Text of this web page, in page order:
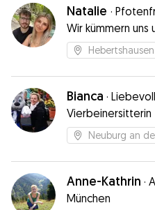
Natalie ·
Wir kümmern uns
wäre es unser
Hebertshausen
Bianca ·
Vierbeinersitterin
Neuburg an
Anne-Kathrin ·
München